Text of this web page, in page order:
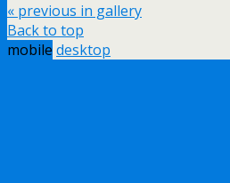
« previous in gallery
Back to top
mobile desktop